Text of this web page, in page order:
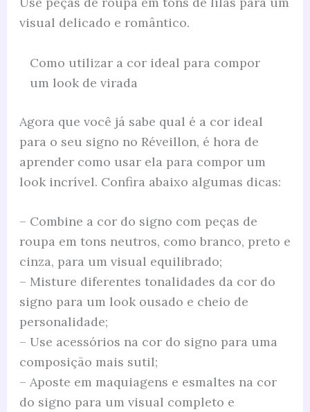
visual delicado e romântico.
Como utilizar a cor ideal para compor
um look de virada
Agora que você já sabe qual é a cor ideal
para o seu signo no Réveillon, é hora de
aprender como usar ela para compor um
look incrível. Confira abaixo algumas dicas:
– Combine a cor do signo com peças de
roupa em tons neutros, como branco, preto e
cinza, para um visual equilibrado;
– Misture diferentes tonalidades da cor do
signo para um look ousado e cheio de
personalidade;
– Use acessórios na cor do signo para uma
composição mais sutil;
– Aposte em maquiagens e esmaltes na cor
do signo para um visual completo e